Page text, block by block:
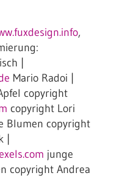
,
|
Mario Radoi |
copyright
copyright Lori
Blumen copyright
junge
copyright Andrea